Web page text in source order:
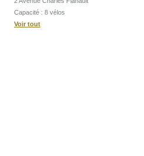
Capacité : 8 vélos
Voir tout